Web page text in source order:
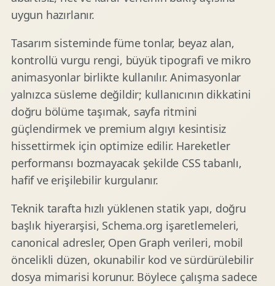
uygun hazırlanır.
Tasarım sisteminde füme tonlar, beyaz alan,
kontrollü vurgu rengi, büyük tipografi ve mikro
animasyonlar birlikte kullanılır. Animasyonlar
yalnızca süsleme değildir; kullanıcının dikkatini
doğru bölüme taşımak, sayfa ritmini
güçlendirmek ve premium algıyı kesintisiz
hissettirmek için optimize edilir. Hareketler
performansı bozmayacak şekilde CSS tabanlı,
hafif ve erişilebilir kurgulanır.
Teknik tarafta hızlı yüklenen statik yapı, doğru
başlık hiyerarşisi, Schema.org işaretlemeleri,
canonical adresler, Open Graph verileri, mobil
öncelikli düzen, okunabilir kod ve sürdürülebilir
dosya mimarisi korunur. Böylece çalışma sadece